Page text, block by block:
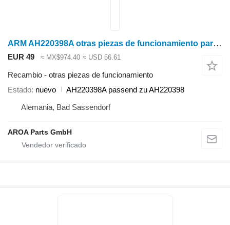
ARM AH220398A otras piezas de funcionamiento para John Deere W540 W550 W650 W660 9570 STS 9670 STS 9770 STS 9870 cosechadora de cereales
EUR 49 ≈ MX$974.40 ≈ USD 56.61
Recambio - otras piezas de funcionamiento
Estado nuevo
AH220398A passend zu AH220398
Alemania, Bad Sassendorf
AROA Parts GmbH